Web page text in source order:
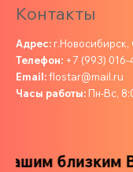
Контакты
Адрес: г.Новосибирск,
Телефон: +7 (993) 016-
Email:flostar@mail.ru
Часы работы: Пн-Вс,
близким